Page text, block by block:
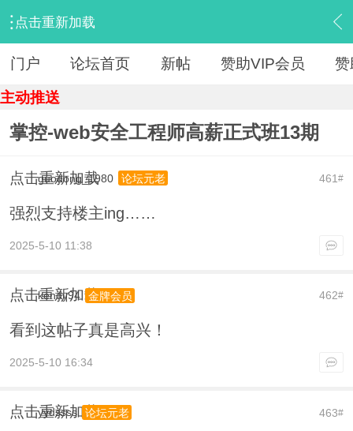
点击重新加载
› 【 资源区 】 › 『IT教程旧版』 › 内容
门户 论坛首页 新帖 赞助VIP会员 赞
主动推送
掌控-web安全工程师高薪正式班13期
点击重新加载 461#
guodong_1980 论坛元老
强烈支持楼主ing……
2025-5-10 11:38
点击重新加载 462#
kendy94 金牌会员
看到这帖子真是高兴！
2025-5-10 16:34
点击重新加载 463#
yydssss 论坛元老